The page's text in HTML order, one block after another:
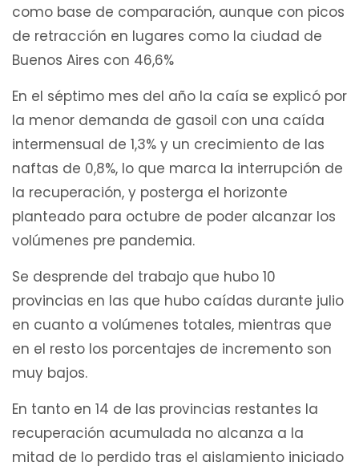
como base de comparación, aunque con picos
de retracción en lugares como la ciudad de
Buenos Aires con 46,6%
En el séptimo mes del año la caía se explicó por
la menor demanda de gasoil con una caída
intermensual de 1,3% y un crecimiento de las
naftas de 0,8%, lo que marca la interrupción de
la recuperación, y posterga el horizonte
planteado para octubre de poder alcanzar los
volúmenes pre pandemia.
Se desprende del trabajo que hubo 10
provincias en las que hubo caídas durante julio
en cuanto a volúmenes totales, mientras que
en el resto los porcentajes de incremento son
muy bajos.
En tanto en 14 de las provincias restantes la
recuperación acumulada no alcanza a la
mitad de lo perdido tras el aislamiento iniciado